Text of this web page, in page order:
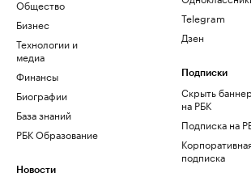
Общество
Бизнес
Технологии и
медиа
Финансы
Биографии
База знаний
РБК Образование
Новости
Telegram
Дзен
Подписки
Скрыть
на РБК
Подписка на
подписка